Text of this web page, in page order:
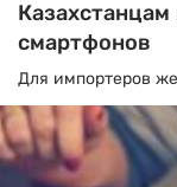
смартфонов
Для импортеров